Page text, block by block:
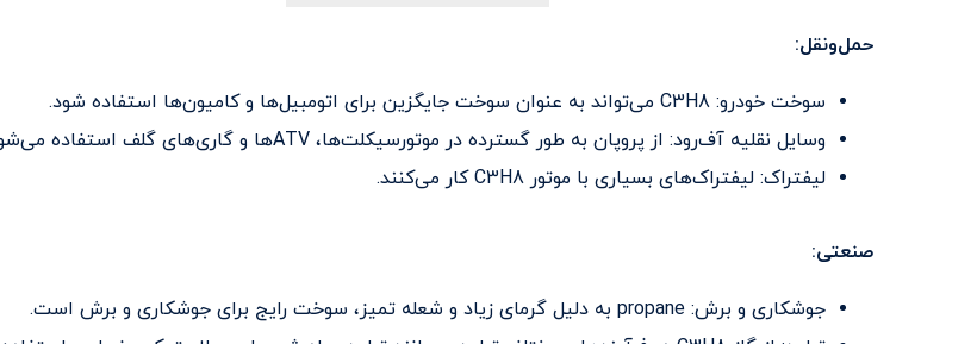
حمل‌ونقل:
سوخت خودرو: C3H8 می‌تواند به عنوان سوخت جایگزین برای اتومبیل‌ها و کامیون‌ها استفاده شود.
وسایل نقلیه آف‌رود: از پروپان به طور گسترده در موتورسیکلت‌ها، ATVها و گاری‌های گلف استفاده می‌شود.
لیفتراک: لیفتراک‌های بسیاری با موتور C3H8 کار می‌کنند.
صنعتی:
جوشکاری و برش: propane به دلیل گرمای زیاد و شعله تمیز، سوخت رایج برای جوشکاری و برش است.